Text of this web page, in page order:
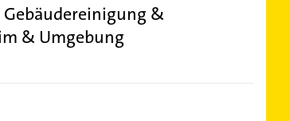
Gebäudereinigung &
& Umgebung